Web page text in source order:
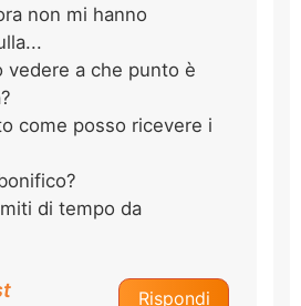
non mi hanno
vedere a che punto è
come posso ricevere i
di tempo da
Rispondi